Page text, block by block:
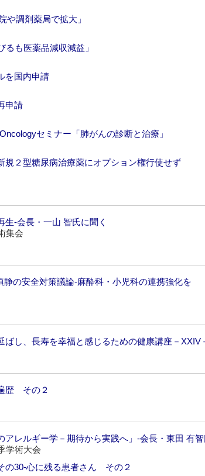
や調剤薬局で拡大」
も医薬品減収減益」
を国内申請
申請
セミナー「肺がんの診断と治療」
規２型糖尿病治療薬にオプション権行使せず
生‐会長・一山 智氏に聞く
集会
静の安全対策議論‐麻酔科・小児科の連携強化を
ばし、長寿を幸福と感じるための健康講座－XXIV
歴 その２
アレルギー学－期待から実践へ」‐会長・東田 有智
学術大会
の30‐心に残る患者さん その２